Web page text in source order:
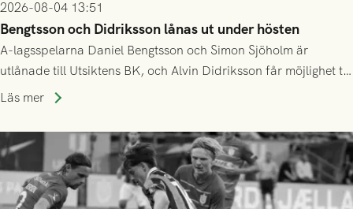
2026-08-04 13:51
Bengtsson och Didriksson lånas ut under hösten
A-lagsspelarna Daniel Bengtsson och Simon Sjöholm är
utlånade till Utsiktens BK, och Alvin Didriksson får möjlighet till
speltid i Hestrafors genom föreningssamarbete.
Läs mer